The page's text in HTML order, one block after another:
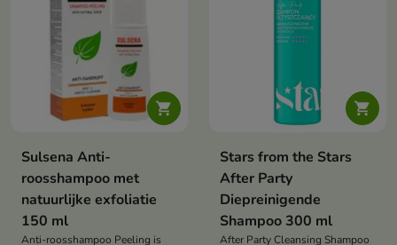

Sulsena Anti-
roosshampoo met
natuurlijke exfoliatie
150 ml
Anti-roosshampoo Peeling is

Stars from the Stars
After Party
Diepreinigende
Shampoo 300 ml
After Party Cleansing Shampoo